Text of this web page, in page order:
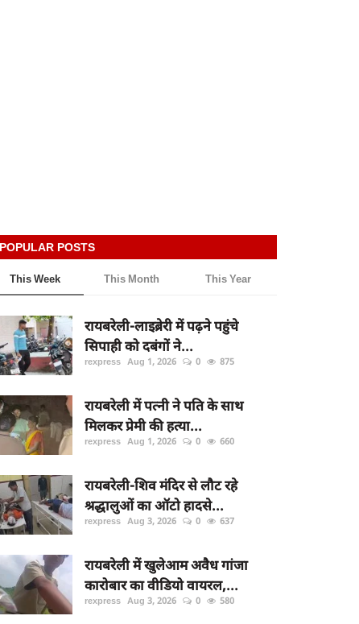
POPULAR POSTS
This Week This Month This Year
रायबरेली-लाइब्रेरी में पढ़ने पहुंचे
सिपाही को दबंगों ने...
rexpress Aug 1, 2026 0 875
रायबरेली में पत्नी ने पति के साथ
मिलकर प्रेमी की हत्या...
rexpress Aug 1, 2026 0 660
रायबरेली-शिव मंदिर से लौट रहे
श्रद्धालुओं का ऑटो हादसे...
rexpress Aug 3, 2026 0 637
रायबरेली में खुलेआम अवैध गांजा
कारोबार का वीडियो वायरल,...
rexpress Aug 3, 2026 0 580